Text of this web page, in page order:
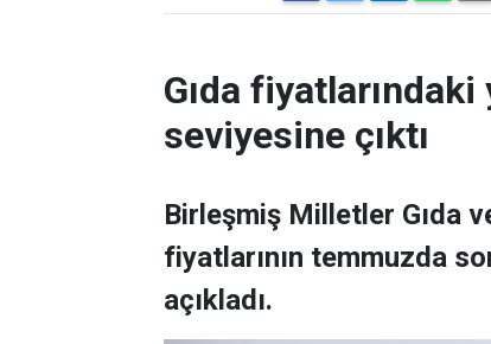
Gıda
seviyesine çıktı
Birleşmiş Milletler Gıda
fiyatlarının temmuzda
açıkladı.